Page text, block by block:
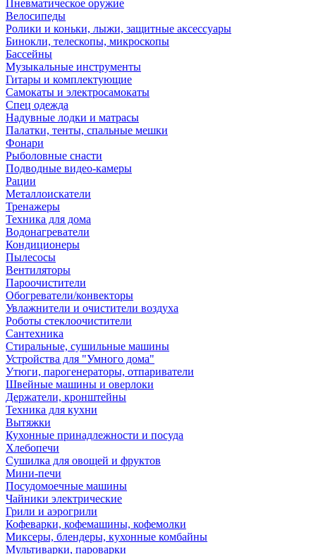
Пневматическое оружие
Велосипеды
Ролики и коньки, лыжи, защитные аксессуары
Бинокли, телескопы, микроскопы
Бассейны
Музыкальные инструменты
Гитары и комплектующие
Самокаты и электросамокаты
Спец одежда
Надувные лодки и матрасы
Палатки, тенты, спальные мешки
Фонари
Рыболовные снасти
Подводные видео-камеры
Рации
Металлоискатели
Тренажеры
Техника для дома
Водонагреватели
Кондиционеры
Пылесосы
Вентиляторы
Пароочистители
Обогреватели/конвекторы
Увлажнители и очистители воздуха
Роботы стеклоочистители
Сантехника
Стиральные, сушильные машины
Устройства для "Умного дома"
Утюги, парогенераторы, отпариватели
Швейные машины и оверлоки
Держатели, кронштейны
Техника для кухни
Вытяжки
Кухонные принадлежности и посуда
Хлебопечи
Сушилка для овощей и фруктов
Мини-печи
Посудомоечные машины
Чайники электрические
Грили и аэрогрили
Кофеварки, кофемашины, кофемолки
Миксеры, блендеры, кухонные комбайны
Мультиварки, пароварки